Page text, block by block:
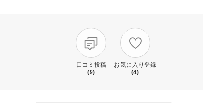
口コミ投稿
(9)
お気に入り登録
(4)